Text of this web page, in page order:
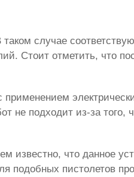
случае
Стоит отметить, что
не подходит из-за того,
известно, что данное
подобных пистолетов